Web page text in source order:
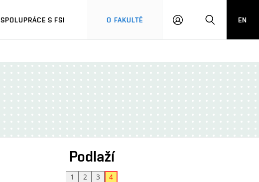
SPOLUPRÁCE S FSI O FAKULTĚ
PŘIHLÁŠENÍHLEDAT
EN
Podlaží
1 2 3 4